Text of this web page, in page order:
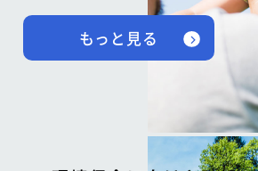
もっと見る